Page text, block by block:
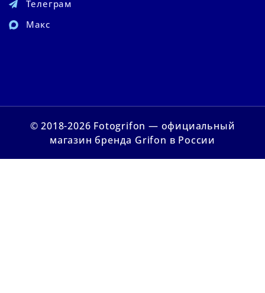
Телеграм
Макс
© 2018-2026 Fotogrifon — официальный
магазин бренда Grifon в России